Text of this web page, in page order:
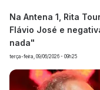
Na Antena 1, Rita
Flávio José e
nada"
terça-feira, 09/06/2026 - 09h25